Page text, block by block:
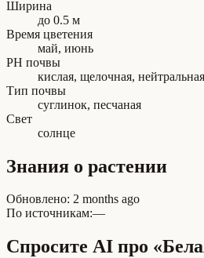
Ширина
до 0.5 м
Время цветения
май, июнь
PH почвы
кислая, щелочная, нейтральная
Тип почвы
суглинок, песчаная
Свет
солнце
Знания о растении
Обновлено: 2 months ago
По источникам:—
Спросите AI про